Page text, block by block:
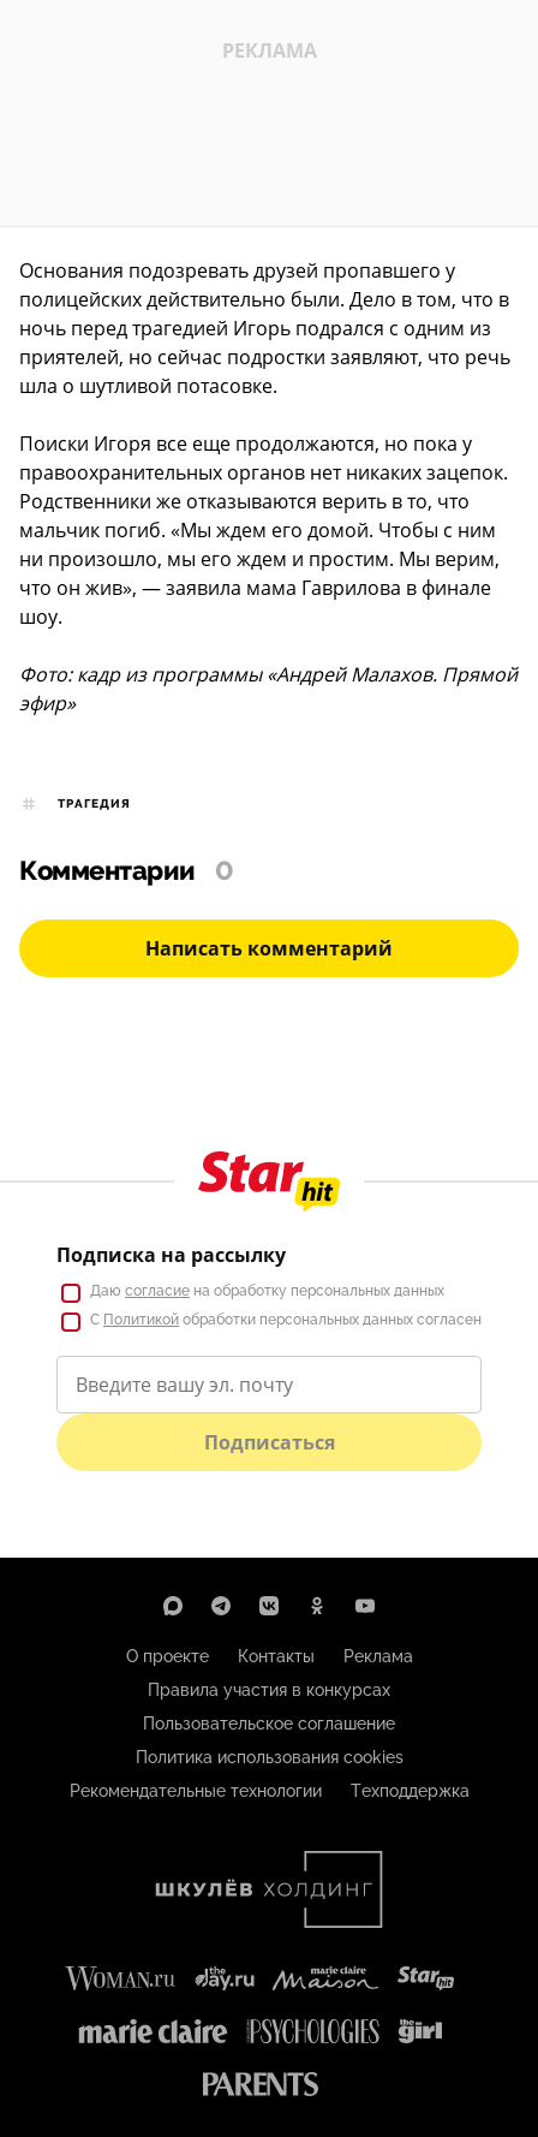
Основания подозревать друзей пропавшего у
полицейских действительно были. Дело в том, что в
ночь перед трагедией Игорь подрался с одним из
приятелей, но сейчас подростки заявляют, что речь
шла о шутливой потасовке.
Поиски Игоря все еще продолжаются, но пока у
правоохранительных органов нет никаких зацепок.
Родственники же отказываются верить в то, что
мальчик погиб. «Мы ждем его домой. Чтобы с ним
ни произошло, мы его ждем и простим. Мы верим,
что он жив», — заявила мама Гаврилова в финале
шоу.
Фото: кадр из программы «Андрей Малахов. Прямой
эфир»
ТРАГЕДИЯ
Комментарии 0
Написать комментарий
Подписка на рассылку
Даю согласие на обработку персональных данных
С Политикой обработки персональных данных согласен
Подписаться
О проекте Контакты
Реклама
Правила участия в конкурсах
Пользовательское соглашение
Политика использования cookies
Рекомендательные технологии
Техподдержка